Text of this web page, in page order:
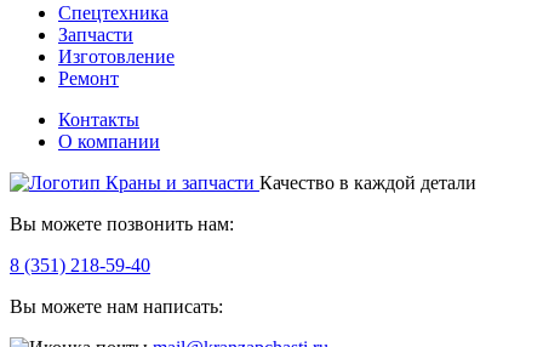
Спецтехника
Запчасти
Изготовление
Ремонт
Контакты
О компании
Качество в каждой детали
Вы можете позвонить нам:
8 (351) 218-59-40
Вы можете нам написать: